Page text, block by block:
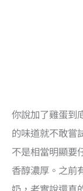
你說加了雞蛋到
的味道就不敢嘗
不是相當明顯要
香醇濃厚。之前